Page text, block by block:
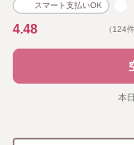
スマート支払いOK
4.48 （124件
本